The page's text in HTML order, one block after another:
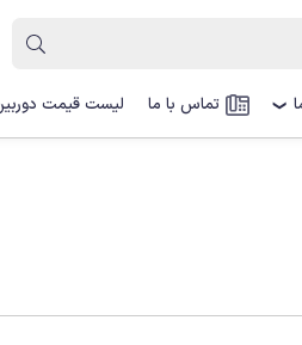
❯ تماس با ما لیست قیمت